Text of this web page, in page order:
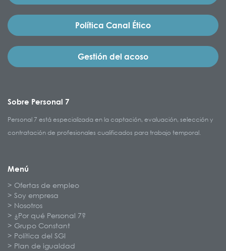
Política Canal Ético
Gestión del acoso
Sobre Personal 7
Personal 7 está especializada en la captación, evaluación, selección y
contratación de profesionales cualificados para trabajo temporal.
Menú
Ofertas de empleo
Soy empresa
Nosotros
¿Por qué Personal 7?
Grupo Constant
Política del SGI
Plan de igualdad